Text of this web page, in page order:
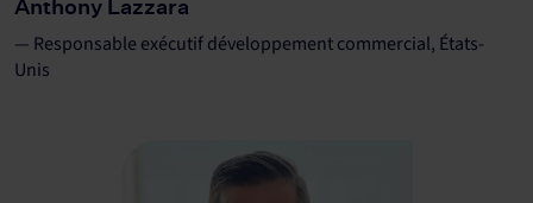
Anthony Lazzara
— Responsable exécutif développement commercial, États-
Unis